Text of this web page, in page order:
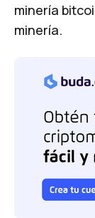
minería
minería.